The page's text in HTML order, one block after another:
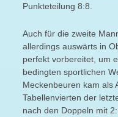
Punkteteilung 8:8.
Auch für die zweite
allerdings auswärts in
perfekt vorbereitet, um
bedingten sportlichen
Meckenbeuren kam als
Tabellenvierten der
nach den Doppeln mit